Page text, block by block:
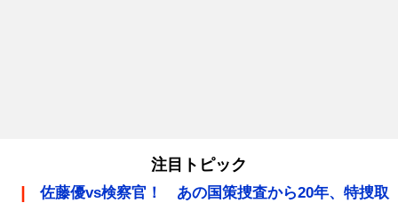
注目トピック
佐藤優vs検察官！ あの国策捜査から20年、特捜取